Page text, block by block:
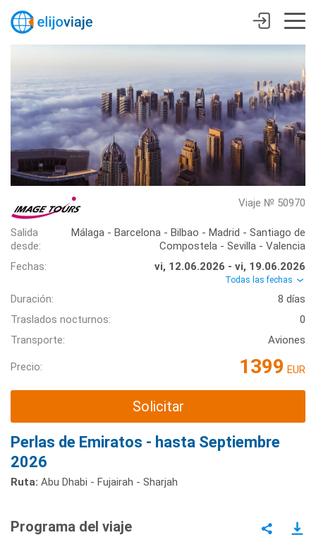
Viaje № 50970
Salida
desde:
Málaga - Barcelona - Bilbao - Madrid - Santiago de
Compostela - Sevilla - Valencia
Fechas:
vi, 12.06.2026 - vi, 19.06.2026
Todas las fechas
Duración:
8 días
Traslados nocturnos:
0
Transporte:
Aviones
Precio: 1399 EUR
Solicitar
Perlas de Emiratos - hasta Septiembre
2026
Ruta: Abu Dhabi - Fujairah - Sharjah
Programa del viaje